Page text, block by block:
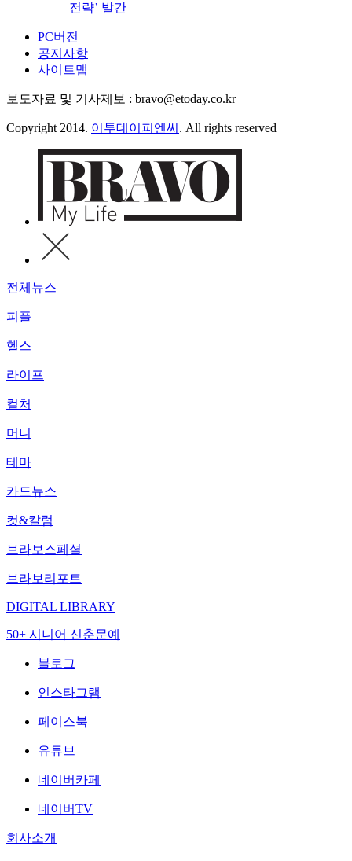
전략’ 발간
PC버전
공지사항
사이트맵
보도자료 및 기사제보 : bravo@etoday.co.kr
Copyright 2014. 이투데이피엔씨 . All rights reserved
전체뉴스
피플
헬스
라이프
컬처
머니
테마
카드뉴스
컷&칼럼
브라보스페셜
브라보리포트
DIGITAL LIBRARY
50+ 시니어 신춘문예
블로그
인스타그램
페이스북
유튜브
네이버카페
네이버TV
회사소개